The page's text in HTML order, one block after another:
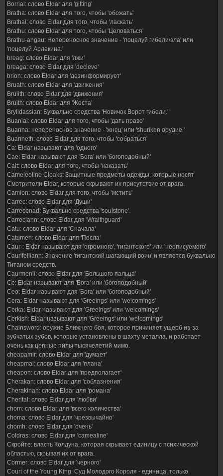
Borrial: слово Eldar для 'gifting'
Bratha: слово Eldar для того, чтобы 'обожать'
Brathai: слово Eldar для того, чтобы 'ласкать'
Brathu: слово Eldar для того, чтобы 'Целоваться'
Brathu-angau: Непереносное значение - 'поцелуй гибели/зла' или
'поцелуй Арлекина.'
breag: слово Eldar для 'лжи'
breaga: слово Eldar для 'decieve'
brion: слово Eldar для 'дезинформирует'
Bruath: слово Eldar для 'движения'
Bruiith: слово Eldar для 'движения'
Bruith: слово Eldar для 'Жеста'
Brylidassian: Буквально средства 'Новичок Ворот гибели.'
Buanial: слово Eldar для того, чтобы 'дать право'
Buanna: непереносное значение - 'жнец' или 'shuriken орудие.'
Buanneth: слово Eldar для того, чтобы 'собраться'
Ca: Eldar называют для 'одного'
Cae: Eldar называют для 'Бога' или 'богоподобный'
Cait: слово Eldar для того, чтобы 'наказать'
Cameleoline Cloaks: Защитные предметы одежды, которые носят
Смотрители Eldar, которые скрывают их присутствие от врага.
Camion: слово Eldar для того, чтобы 'мстить'
Carrec: слово Eldar для 'Души'
Carrecenad: Буквально средства 'soulstone'.
Carreciann: слово Eldar для 'Wraithguard'
Catu: слово Eldar для 'Сначала'
Catumen: слово Eldar для 'Посла'
Caur-: Eldar называют для 'огромного', 'гигантского' или 'неописуемого'
Caurifelliann: Значение 'гигантский шагающий воин' и является буквально
Титаном средств.
Caurmenli: слово Eldar для 'Большого пальца'
Ce: Eldar называют для 'Бога' или 'богоподобный'
Ceo: Eldar называют для 'Бога' или 'богоподобный'
Cera: Eldar называют для 'Greeings' или 'welcomings'
Cerka: Eldar называют для 'Greeings' или 'welcomings'
Cerkish: Eldar называют для 'Greeings' или 'welcomings'
Chainsword: оружие Ближнего боя, которое причиняет ущерб из-за
зубчатых зубов, которые установлены в шахту металла, и работает
очень как цепные пилы тысячелетий мимо.
cheapamir: слово Eldar для 'думает'
cheapmai: слово Eldar для 'плана'
cheapon: слово Eldar для 'предполагает'
Cherakan: слово Eldar для 'соблазнения'
Cherakinan: слово Eldar для 'романа'
Cherital: слово Eldar для 'любви'
chom: слово Eldar для 'всего количества'
choma: слово Eldar для 'чрезвычайно'
chomh: слово Eldar для 'очень'
Coldras: слово Eldar для 'camealine'
Скройте: власть Колдуна, которая скрывает единицу с психической
областью, скрывая их от врага.
Cormer: слово Eldar для 'черного'
Court of the Young King: Суд Молодого Короля - единица, только